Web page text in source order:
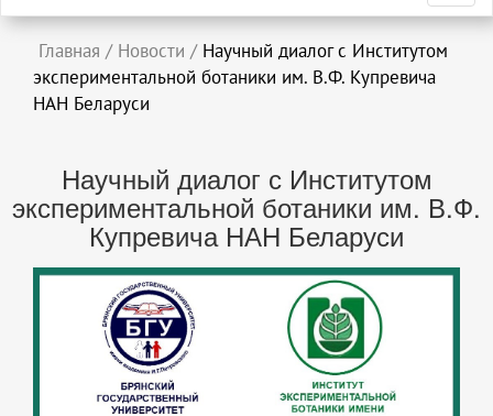
Главная / Новости / Научный диалог с Институтом
экспериментальной ботаники им. В.Ф. Купревича
НАН Беларуси
Научный диалог с Институтом
экспериментальной ботаники им. В.Ф.
Купревича НАН Беларуси